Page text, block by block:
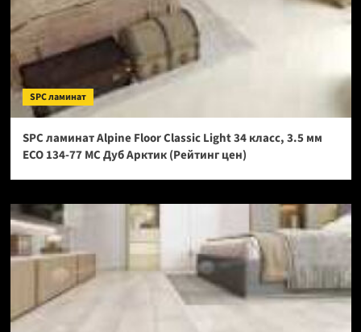
SPC ламинат
SPC ламинат Alpine Floor Classic Light 34 класс, 3.5 мм
ECO 134-77 МС Дуб Арктик (Рейтинг цен)